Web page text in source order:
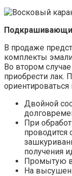
В продаже
комплекты
Во втором
приобрести лак.
Двойной
При
проводится
получения
Промытую
На